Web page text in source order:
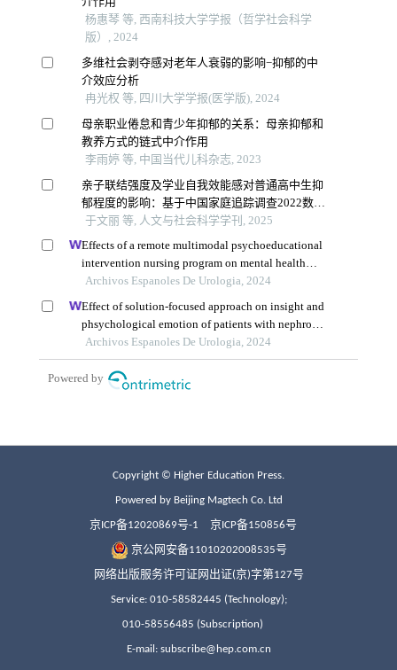
Copyright © Higher Education Press.
Powered by Beijing Magtech Co. Ltd
京ICP备12020869号-1 京ICP备150856号
京公网安备11010202008535号
网络出版服务许可证网出证(京)字第127号
Service: 010-58582445 (Technology);
010-58556485 (Subscription)
E-mail: subscribe@hep.com.cn